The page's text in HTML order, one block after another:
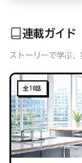
連載ガイド
ストーリーで学ぶ
全10話